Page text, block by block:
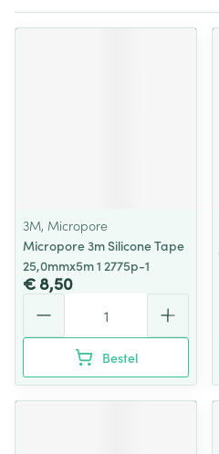
3M, Micropore
Micropore 3m Silicone Tape
25,0mmx5m 1 2775p-1
€ 8,50
Bestel